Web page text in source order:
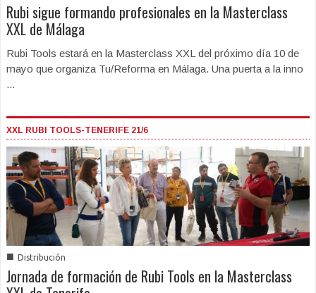
Rubi sigue formando profesionales en la Masterclass
XXL de Málaga
Rubi Tools estará en la Masterclass XXL del próximo día 10 de
mayo que organiza Tu/Reforma en Málaga. Una puerta a la inno
...
XXL RUBI TOOLS-TENERIFE 21/6
■ Distribución
Jornada de formación de Rubi Tools en la Masterclass